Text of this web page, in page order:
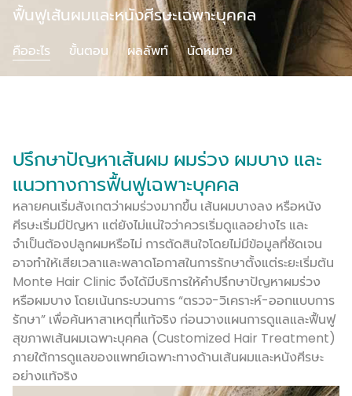
ฟื้นฟูเส้นผมและหนังศีรษะเฉพาะบุคคล
คืออะไร ขั้นตอน ผลลัพท์ นัดหมาย
ปรึกษาปัญหาเส้นผม ผมร่วง ผมบาง และ
แนวทางการฟื้นฟูเฉพาะบุคคล
หลายคนเริ่มสังเกตว่าผมร่วงมากขึ้น เส้นผมบางลง หรือหนัง
ศีรษะเริ่มมีปัญหา แต่ยังไม่แน่ใจว่าควรเริ่มดูแลอย่างไร และ
จำเป็นต้องปลูกผมหรือไม่ การตัดสินใจโดยไม่มีข้อมูลที่ชัดเจน
อาจทำให้เสียเวลาและพลาดโอกาสในการรักษาตั้งแต่ระยะเริ่มต้น
Monte Hair Clinic จึงได้มีบริการให้คำปรึกษาปัญหาผมร่วง
หรือผมบาง โดยเน้นกระบวนการ “ตรวจ-วิเคราะห์-ออกแบบการ
รักษา” เพื่อค้นหาสาเหตุที่แท้จริง ก่อนวางแผนการดูแลและฟื้นฟู
สุขภาพเส้นผมเฉพาะบุคคล (Customized Hair Treatment)
ภายใต้การดูแลของแพทย์เฉพาะทางด้านเส้นผมและหนังศีรษะ
อย่างแท้จริง